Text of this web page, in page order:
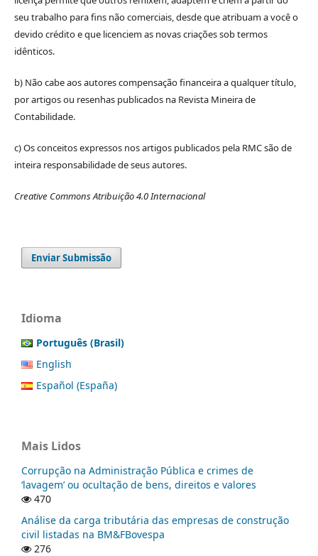
seu trabalho para fins não comerciais, desde que atribuam a você o
devido crédito e que licenciem as novas criações sob termos
idênticos.
b) Não cabe aos autores compensação financeira a qualquer título,
por artigos ou resenhas publicados na Revista Mineira de
Contabilidade.
c) Os conceitos expressos nos artigos publicados pela RMC são de
inteira responsabilidade de seus autores.
Creative Commons Atribuição 4.0 Internacional
Enviar Submissão
Idioma
Português (Brasil)
English
Español (España)
Mais Lidos
Corrupção na Administração Pública e crimes de
‘lavagem’ ou ocultação de bens, direitos e valores
470
Análise da carga tributária das empresas de construção
civil listadas na BM&FBovespa
276